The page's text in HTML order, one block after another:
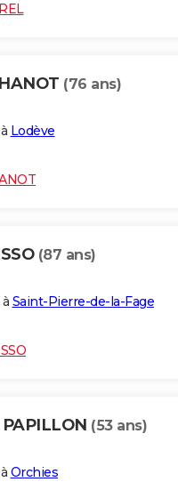
(76 ans)
Lodève
(87 ans)
Saint-Pierre-de-la-Fage
(53 ans)
Orchies